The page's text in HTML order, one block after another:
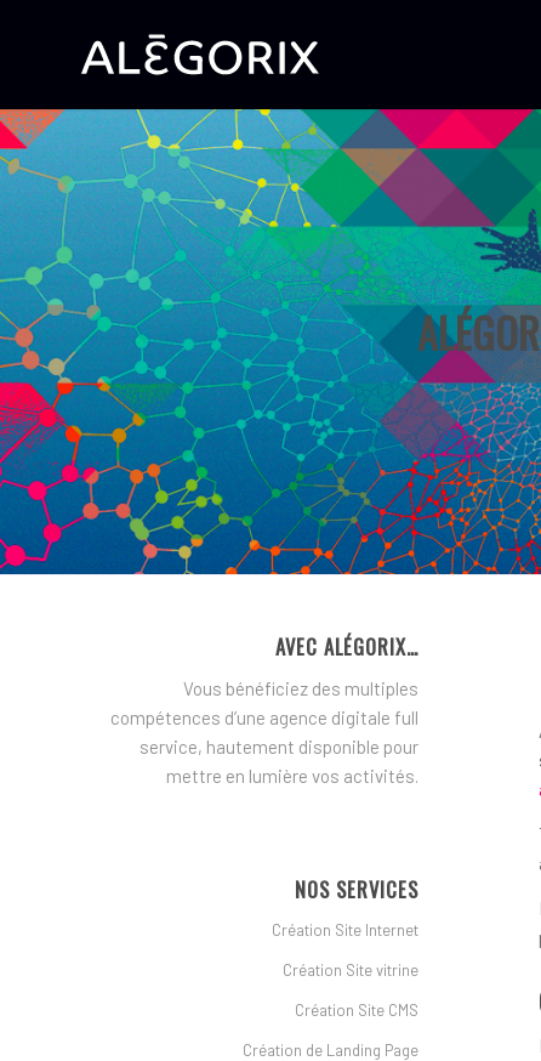
AVEC ALÉGORIX…
Vous bénéficiez des multiples
compétences d’une agence digitale full
service, hautement disponible pour
mettre en lumière vos activités.
NOS SERVICES
Création Site Internet
Création Site vitrine
Création Site CMS
Création de Landing Page